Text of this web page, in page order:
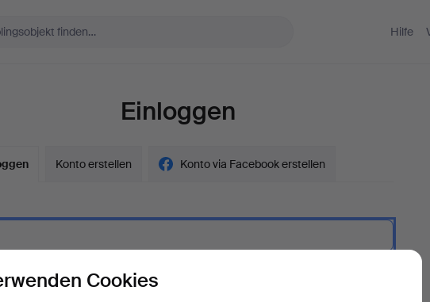
Hilfe
Einloggen
Konto erstellen Konto via Facebook erstellen
Cookies